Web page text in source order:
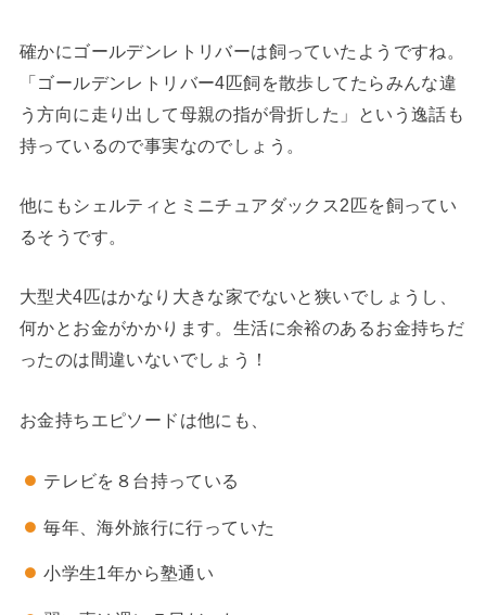
確かにゴールデンレトリバーは飼っていたようですね。
「ゴールデンレトリバー4匹飼を散歩してたらみんな違
う方向に走り出して母親の指が骨折した」という逸話も
持っているので事実なのでしょう。
他にもシェルティとミニチュアダックス2匹を飼ってい
るそうです。
大型犬4匹はかなり大きな家でないと狭いでしょうし、
何かとお金がかかります。生活に余裕のあるお金持ちだ
ったのは間違いないでしょう！
お金持ちエピソードは他にも、
テレビを８台持っている
毎年、海外旅行に行っていた
小学生1年から塾通い